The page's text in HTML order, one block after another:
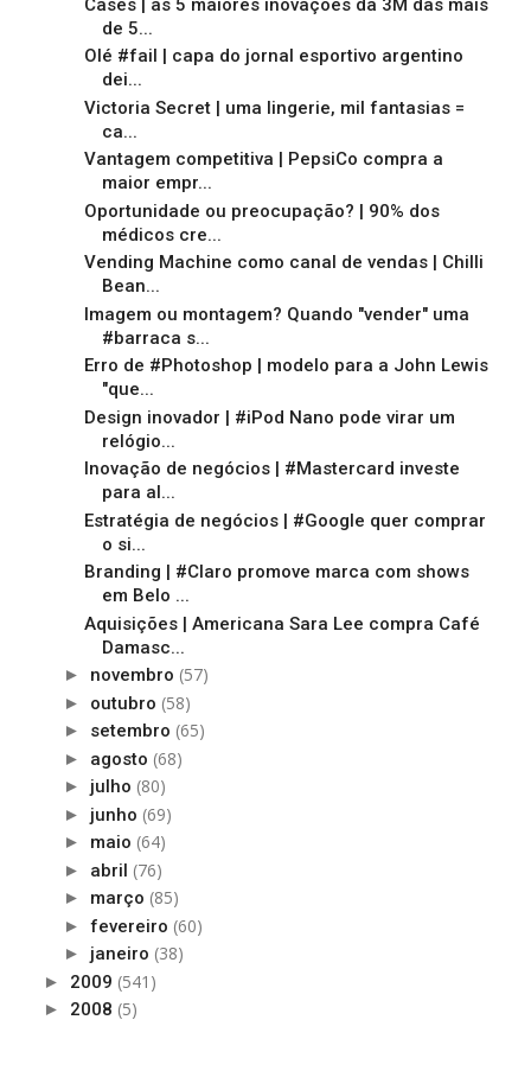
Cases | as 5 maiores inovações da 3M das mais
de 5...
Olé #fail | capa do jornal esportivo argentino
dei...
Victoria Secret | uma lingerie, mil fantasias =
ca...
Vantagem competitiva | PepsiCo compra a
maior empr...
Oportunidade ou preocupação? | 90% dos
médicos cre...
Vending Machine como canal de vendas | Chilli
Bean...
Imagem ou montagem? Quando "vender" uma
#barraca s...
Erro de #Photoshop | modelo para a John Lewis
"que...
Design inovador | #iPod Nano pode virar um
relógio...
Inovação de negócios | #Mastercard investe
para al...
Estratégia de negócios | #Google quer comprar
o si...
Branding | #Claro promove marca com shows
em Belo ...
Aquisições | Americana Sara Lee compra Café
Damasc...
► novembro (57)
► outubro (58)
► setembro (65)
► agosto (68)
► julho (80)
► junho (69)
► maio (64)
► abril (76)
► março (85)
► fevereiro (60)
► janeiro (38)
► 2009 (541)
► 2008 (5)